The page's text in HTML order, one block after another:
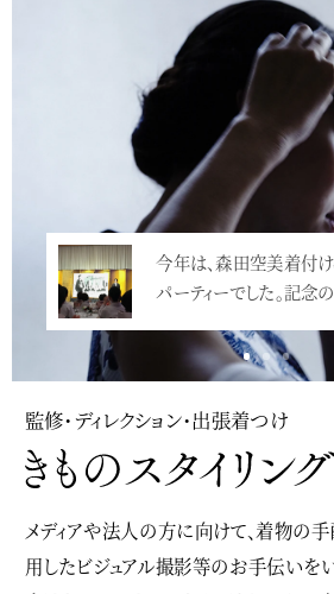
監修・ディレクション・出張着つけ
メディアや法人の方に向けて、着物の手
用したビジュアル撮影等のお手伝いを
今年は、森田空美着付
パーティーでした。記念